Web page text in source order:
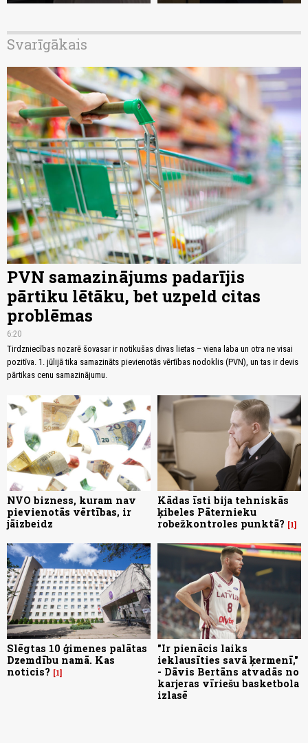
Svarīgākais
PVN samazinājums padarījis
pārtiku lētāku, bet uzpeld citas
problēmas
6:20
Tirdzniecības nozarē šovasar ir notikušas divas lietas – viena laba un otra ne visai
pozitīva. 1. jūlijā tika samazināts pievienotās vērtības nodoklis (PVN), un tas ir devis
pārtikas cenu samazinājumu.
NVO bizness, kuram nav
pievienotās vērtības, ir
jāizbeidz
Kādas īsti bija tehniskās
ķibeles Pāternieku
robežkontroles punktā?
1
Slēgtas 10 ģimenes palātas
Dzemdību namā. Kas
noticis?
1
"Ir pienācis laiks
ieklausīties savā ķermenī,"
- Dāvis Bertāns atvadās no
karjeras vīriešu basketbola
izlasē